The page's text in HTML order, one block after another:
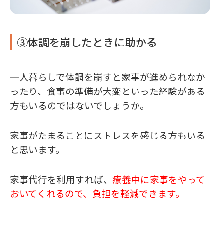
③体調を崩したときに助かる
一人暮らしで体調を崩すと家事が進められなか
ったり、食事の準備が大変といった経験がある
方もいるのではないでしょうか。
家事がたまることにストレスを感じる方もいる
と思います。
家事代行を利用すれば、 療養中に家事をやって
おいてくれるので、負担を軽減できます。